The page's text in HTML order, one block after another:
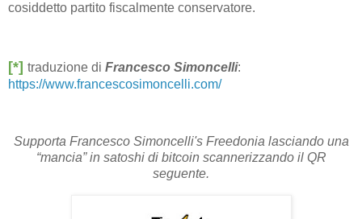
cosiddetto partito fiscalmente conservatore.
[*] traduzione di Francesco Simoncelli:
https://www.francescosimoncelli.com/
Supporta Francesco Simoncelli's Freedonia lasciando una
“mancia” in satoshi di bitcoin scannerizzando il QR
seguente.